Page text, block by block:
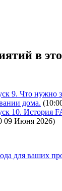
в
9. Что нужно
дома.
10. История
09 Июня 2026)
для ваших